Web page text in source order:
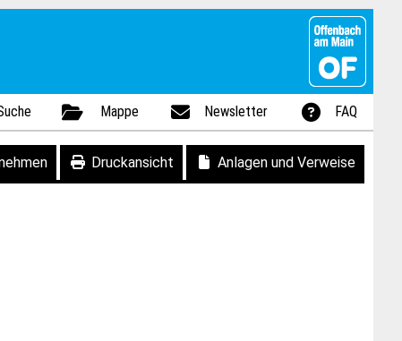
Mappe Newsletter FAQ
Druckansicht Anlagen und Verweise